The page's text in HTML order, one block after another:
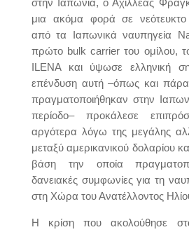
στην Ιαπωνία, ο Αχιλλέας
μια ακόμα φορά σε
από τα Ιαπωνικά ναυπηγεία
πρώτο bulk carrier του ομίλου,
ILENA και ύψωσε ελληνική
επένδυση αυτή –όπως και
πραγματοποιήθηκαν στην
περίοδο– προκάλεσε
αργότερα λόγω της μεγάλης
μεταξύ αμερικανικού δολαρίου
βάση την οποία
δανειακές συμφωνίες για τη
στη Χώρα του Ανατέλλοντος
Η κρίση που ακολούθησε